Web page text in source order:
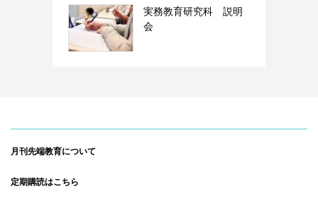
実務教育研究科 説明
会
月刊先端教育について
定期購読はこちら